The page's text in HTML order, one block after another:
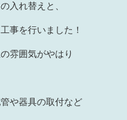
入れ替えと、
事を行いました！
雰囲気がやはり
や器具の取付など